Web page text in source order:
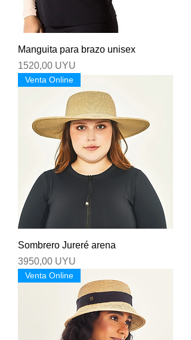
Manguita para brazo unisex
Precio
1520,00 UYU
Venta Online
Sombrero Jureré arena
Precio
3950,00 UYU
Venta Online